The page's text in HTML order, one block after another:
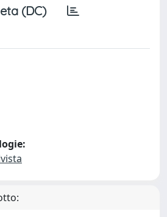
(DC)